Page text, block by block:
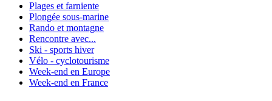
Plages et farniente
Plongée sous-marine
Rando et montagne
Rencontre avec...
Ski - sports hiver
Vélo - cyclotourisme
Week-end en Europe
Week-end en France